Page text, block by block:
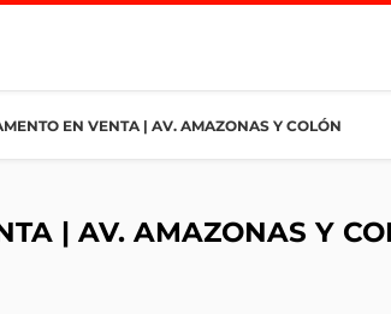
EN VENTA | AV. AMAZONAS Y COLÓN
| AV. AMAZONAS Y